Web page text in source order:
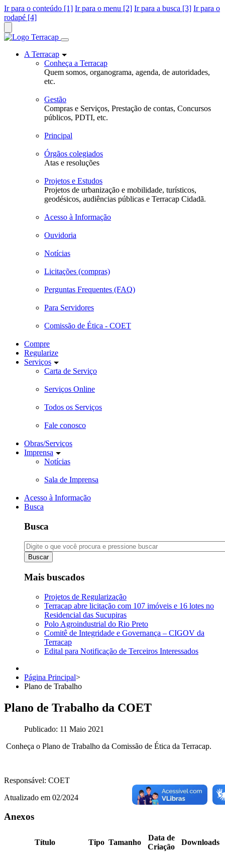
Ir para o conteúdo [1] Ir para o menu [2] Ir para a busca [3] Ir para o
rodapé [4]
A Terracap
Conheça a Terracap
Quem somos, organograma, agenda, de autoridades,
etc.
Gestão
Compras e Serviços, Prestação de contas, Concursos
públicos, PDTI, etc.
Principal
Órgãos colegiados
Atas e resoluções
Projetos e Estudos
Projetos de urbanização e mobilidade, turísticos,
geodésicos, audiências públicas e Terracap Cidadã.
Acesso à Informação
Ouvidoria
Notícias
Licitações (compras)
Perguntas Frequentes (FAQ)
Para Servidores
Comissão de Ética - COET
Compre
Regularize
Serviços
Carta de Serviço
Serviços Online
Todos os Serviços
Fale conosco
Obras/Serviços
Imprensa
Notícias
Sala de Imprensa
Acesso à Informação
Busca
Busca
Buscar
Mais buscados
Projetos de Regularização
Terracap abre licitação com 107 imóveis e 16 lotes no
Residencial das Sucupiras
Polo Agroindustrial do Rio Preto
Comitê de Integridade e Governança – CIGOV da
Terracap
Edital para Notificação de Terceiros Interessados
Página Principal>
Plano de Trabalho
Plano de Trabalho da COET
Publicado: 11 Maio 2021
Conheça o Plano de Trabalho da Comissão de Ética da Terracap.
Responsável: COET
Atualizado em 02/2024
Anexos
Título Tipo Tamanho
Data de
Criação
Downloads